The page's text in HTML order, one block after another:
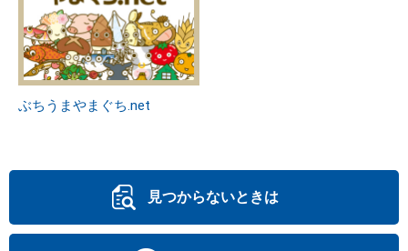
ぶちうまやまぐち.net
見つからないときは